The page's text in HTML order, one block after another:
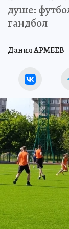
душе:
гандбол
Данил АРМЕЕВ